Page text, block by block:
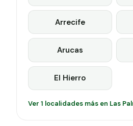
Arrecife
Arucas
El Hierro
Ver 1 localidades más en Las